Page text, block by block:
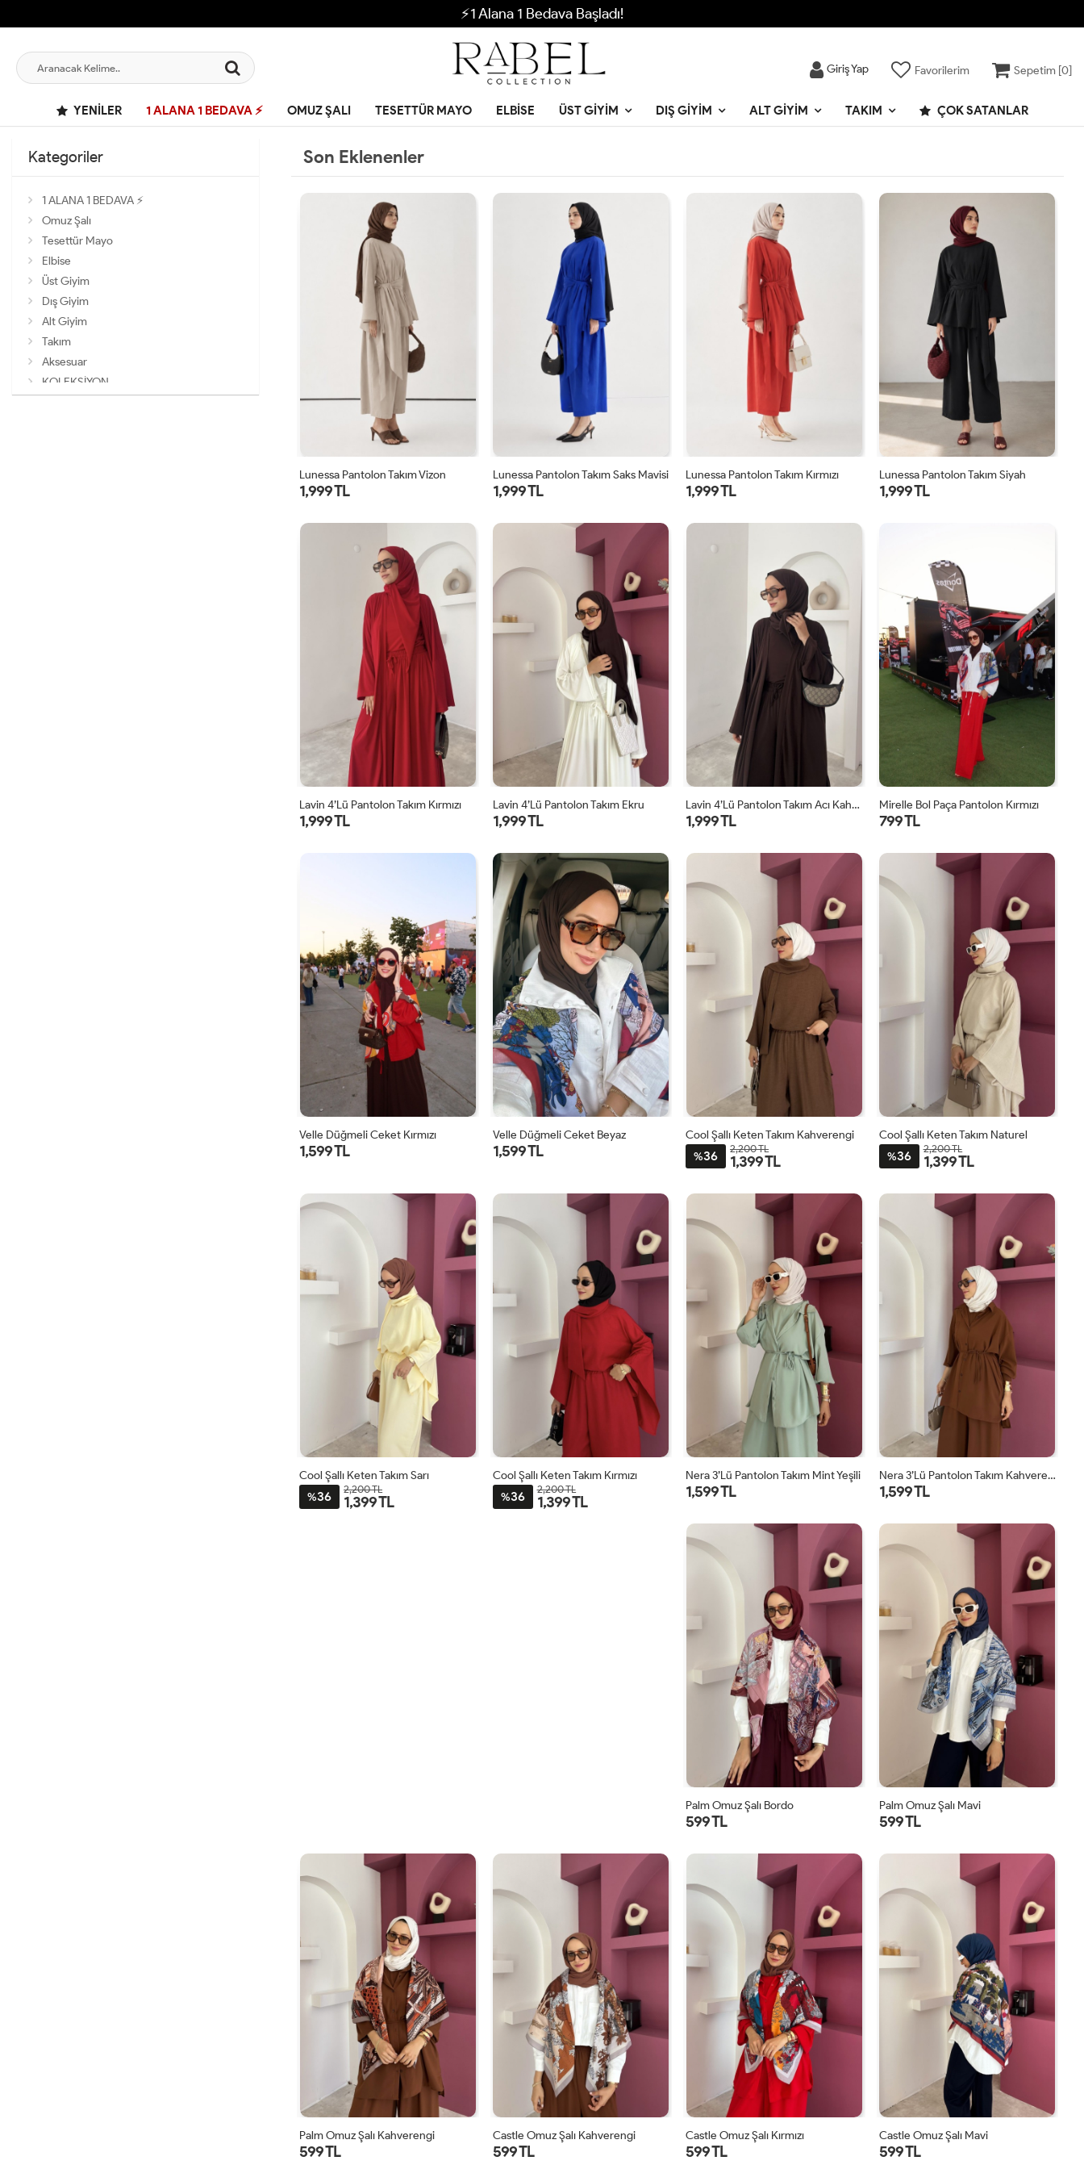
⚡1 Alana 1 Bedava Başladı!
Giriş Yap Favorilerim Sepetim [0]
YENILER 1 ALANA 1 BEDAVA ⚡ OMUZ ŞALI TESETTÜR MAYO ELBISE ÜST GIYIM DIŞ GIYIM ALT GIYIM TAKIM ÇOK SATANLAR
Kategoriler
1 ALANA 1 BEDAVA ⚡
Omuz Şalı
Tesettür Mayo
Elbise
Üst Giyim
Dış Giyim
Alt Giyim
Takım
Aksesuar
KOLEKSİYON
Son Eklenenler
1 2
Lunessa Pantolon Takım Vizon
1,999 TL
1 2
Lunessa Pantolon Takım Saks Mavisi
1,999 TL
1 2
Lunessa Pantolon Takım Kırmızı
1,999 TL
Lunessa Pantolon Takım Siyah
1,999 TL
1 2
Lavin 4’lü Pantolon Takım Kırmızı
1,999 TL
1 2
Lavin 4’lü Pantolon Takım Ekru
1,999 TL
1 2
Lavin 4’lü Pantolon Takım Acı Kahve
1,999 TL
1 2
Mirelle Bol Paça Pantolon Kırmızı
799 TL
Velle Düğmeli Ceket Kırmızı
1,599 TL
Velle Düğmeli Ceket Beyaz
1,599 TL
Cool Şallı Keten Takım Kahverengi
%36 2,200 TL
1,399 TL
Cool Şallı Keten Takım Naturel
%36 2,200 TL
1,399 TL
Cool Şallı Keten Takım Sarı
%36 2,200 TL
1,399 TL
Cool Şallı Keten Takım Kırmızı
%36 2,200 TL
1,399 TL
STD
Nera 3’lü Pantolon Takım Mint Yeşili
1,599 TL
STD
Nera 3’lü Pantolon Takım Kahverengi
1,599 TL
STD
Palm Omuz Şalı Bordo
599 TL
STD
Palm Omuz Şalı Mavi
599 TL
Palm Omuz Şalı Kahverengi
599 TL
Castle Omuz Şalı Kahverengi
599 TL
Castle Omuz Şalı Kırmızı
599 TL
Castle Omuz Şalı Mavi
599 TL